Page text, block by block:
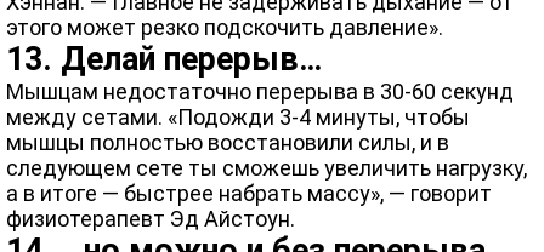
этого может резко подскочить давление».
13. Делай перерыв…
Мышцам недостаточно перерыва в 30-60 секунд
между сетами. «Подожди 3-4 минуты, чтобы
мышцы полностью восстановили силы, и в
следующем сете ты сможешь увеличить нагрузку,
а в итоге — быстрее набрать массу», — говорит
физиотерапевт Эд Айстоун.